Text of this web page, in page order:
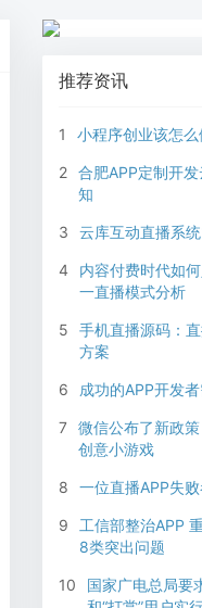
审专家来帮您推荐资讯
1 小程序创业该怎
2 合肥APP定制开
知
3 云库互动直播系
4
内容付费时代如
一直播模式分析
5
手机直播源码：
方案
6 成功的APP开发
7 微信公布了新政
创意小游戏
8 一位直播APP失
9
工信部整治APP
8类突出问题
10
国家广电总局要